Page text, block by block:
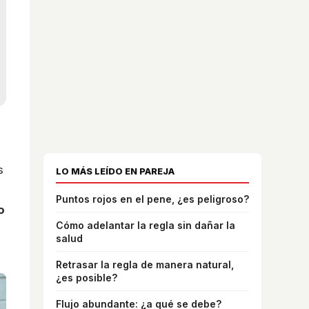
LO MÁS LEÍDO EN PAREJA
Puntos rojos en el pene, ¿es peligroso?
Cómo adelantar la regla sin dañar la
salud
Retrasar la regla de manera natural,
¿es posible?
Flujo abundante: ¿a qué se debe?